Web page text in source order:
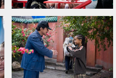
Smith
с субтитрами на латышском и
Latvia OU filiāle Latvijā